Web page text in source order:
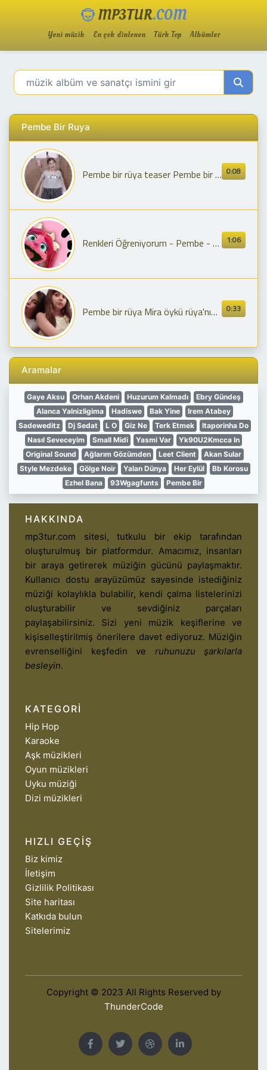
MP3TUR.COM
Yeni müzik En çok dinlenen Türk Top Albümler
Pembe Bir Ruya
0:08
Pembe bir rüya teaser Pembe bir rüya yarın çıkıcak!
1:06
Renkleri Öğreniyorum - Pembe - Bir Renk Söyle - Çocuk Şarkısı - RÜYA OKULU
0:33
Pembe bir rüya Mira öykü rüya'nın klibi
Aramalar
Gaye Aksu Orhan Akdeni Huzurum Kalmadı
Ebry Gündeş
Alanca Yalnizligima
Hadiswe Bak Yine
Irem Atabey
Sadeweditz
Dj Sedat L O Giz Ne Terk Etmek
Itaporinha Do
Nasıl Seveceyim
Small Midi Yasmi Var
Yk90U2Kmcca In
Original Sound
Ağlarım Gözümden Leet Client
Akan Sular
Style Mezdeke
Gölge Noir Yalan Dünya Her Eylül
Bb Korosu
Ezhel Bana
93Wgagfunts Pembe Bir
HAKKINDA
mp3tur.com sitesi, tutkulu bir ekip tarafından
oluşturulmuş bir platformdur. Amacımız, insanları
bir araya getirerek müziğin gücünü paylaşmaktır.
Kullanıcı dostu arayüzümüz sayesinde istediğiniz
müziği kolaylıkla bulabilir, kendi çalma listelerinizi
oluşturabilir ve sevdiğiniz parçaları
paylaşabilirsiniz. Sizi yeni müzik keşiflerine ve
kişiselleştirilmiş önerilere davet ediyoruz. Müziğin
evrenselliğini keşfedin ve ruhunuzu şarkılarla
besleyin.
KATEGORI
Hip Hop
Karaoke
Aşk müzikleri
Oyun müzikleri
Uyku müziği
Dizi müzikleri
HIZLI GEÇIŞ
Biz kimiz
İletişim
Gizlilik Politikası
Site haritası
Katkıda bulun
Sitelerimiz
Copyright © 2023 All Rights Reserved by
ThunderCode